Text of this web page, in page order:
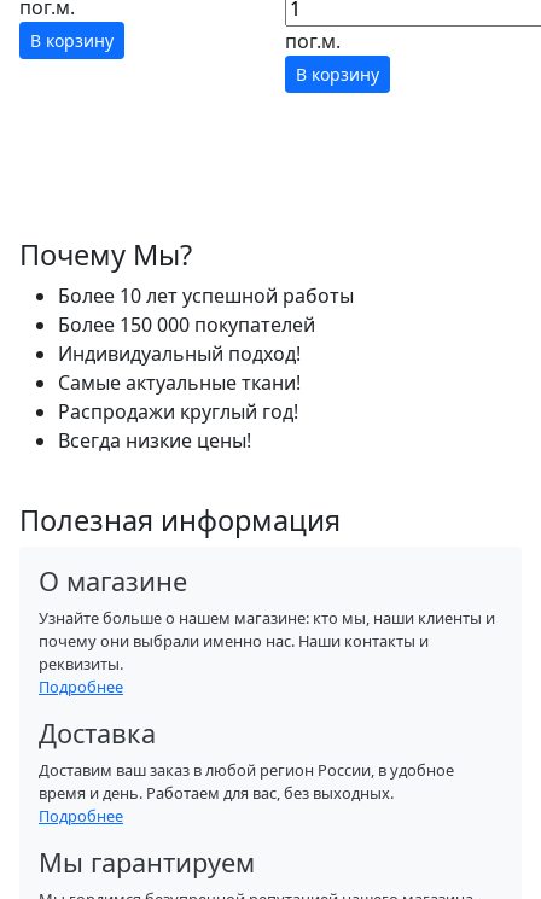
пог.м.
В корзину пог.м.
В корзину
Почему Мы?
Более 10 лет успешной работы
Более 150 000 покупателей
Индивидуальный подход!
Самые актуальные ткани!
Распродажи круглый год!
Всегда низкие цены!
Полезная информация
О магазине
Узнайте больше о нашем магазине: кто мы, наши клиенты и
почему они выбрали именно нас. Наши контакты и
реквизиты.
Подробнее
Доставка
Доставим ваш заказ в любой регион России, в удобное
время и день. Работаем для вас, без выходных.
Подробнее
Мы гарантируем